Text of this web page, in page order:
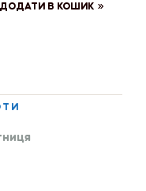
ДОДАТИ В КОШИК